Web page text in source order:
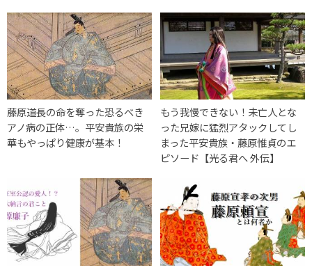
藤原道長の命を奪った恐るべき
アノ病の正体…。平安貴族の栄
華もやっぱり健康が基本！
もう我慢できない！未亡人とな
った兄嫁に猛烈アタックしてし
まった平安貴族・藤原惟貞のエ
ピソード【光る君へ 外伝】